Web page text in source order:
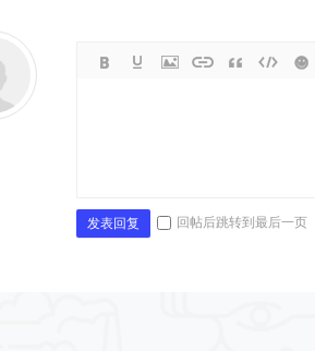
发表回复 回帖后跳转到最后一页